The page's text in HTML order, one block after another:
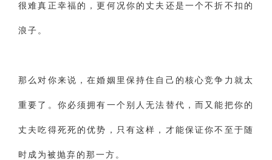
很难真正幸福的，更何况你的丈夫还是一个不折不扣的
浪子。
那么对你来说，在婚姻里保持住自己的核心竞争力就太
重要了。你必须拥有一个别人无法替代，而又能把你的
丈夫吃得死死的优势，只有这样，才能保证你不至于随
时成为被抛弃的那一方。